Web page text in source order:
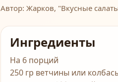
Автор: Жарков, "Вкусные
Ингредиенты
На 6 порций
250 гр ветчины или